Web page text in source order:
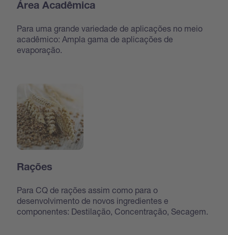
Área Acadêmica
Para uma grande variedade de aplicações no meio
acadêmico: Ampla gama de aplicações de
evaporação.
Rações
Para CQ de rações assim como para o
desenvolvimento de novos ingredientes e
componentes: Destilação, Concentração, Secagem.